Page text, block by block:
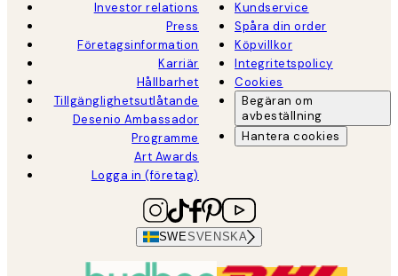
Investor relations
Press
Företagsinformation
Karriär
Hållbarhet
Tillgänglighetsutlåtande
Desenio Ambassador
Programme
Art Awards
Logga in (företag)
Kundservice
Spåra din order
Köpvillkor
Integritetspolicy
Cookies
Begäran om
avbeställning
Hantera cookies
SWESVENSKA